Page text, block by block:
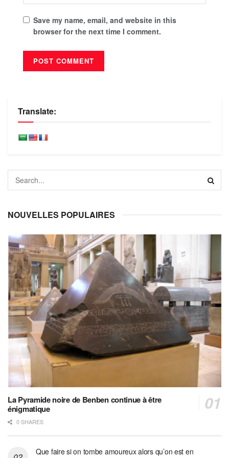
Save my name, email, and website in this
browser for the next time I comment.
Translate:
NOUVELLES POPULAIRES
La Pyramide noire de Benben continue à être
énigmatique
0 SHARES
Que faire si on tombe amoureux alors qu’on est en